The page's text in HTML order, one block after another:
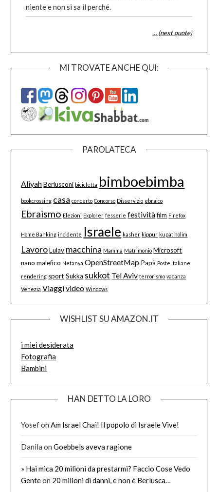
niente e non si sa il perché.
… (next quote)
MI TROVATE ANCHE QUI:
PAROLATECA
Aliyah Berlusconi bicicletta bimboebimba
bookcrossing casa concerto Concorso Disservizio ebraico
Ebraismo Elezioni Explorer fesserie festività film Firefox
Home Banking incidente Israele kasher kippur kupat holim
Lavoro Lulav macchina Mamma Matrimonio Microsoft
nano malefico Netanya OpenStreetMap Papà Poste Italiane
rendering sport Sukka sukkot Tel Aviv terrorismo vacanza
Venezia Viaggivideo Windows
WISHLIST SU AMAZON.IT
i miei desiderata
Fotografia
Bambini
HAN DETTO LA LORO
Yosefon Am Israel Chai! Il popolo di Israele Vive!
Danila onGoebbels aveva ragione
» Hai mica 20 milioni da prestarmi? Faccio Cose Vedo
Genteon 20 milioni di danni, e non è Berlusca…